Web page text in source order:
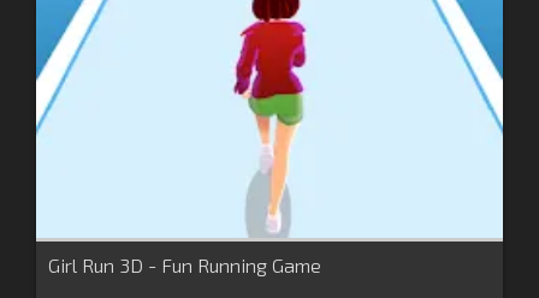
Girl Run 3D - Fun Running Game